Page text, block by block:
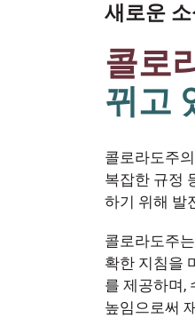
새로운 소
콜로
뀌고
콜로라도주
복잡한 규정
하기 위해 발
콜로라도주
확한 지침을
를 제공하며,
높임으로써